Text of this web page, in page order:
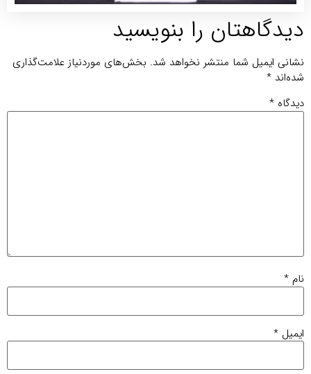
را بنویسید
ایمیل شما منتشر نخواهد شد. بخش‌های موردنیاز علامت‌گذاری
*
*
*
*